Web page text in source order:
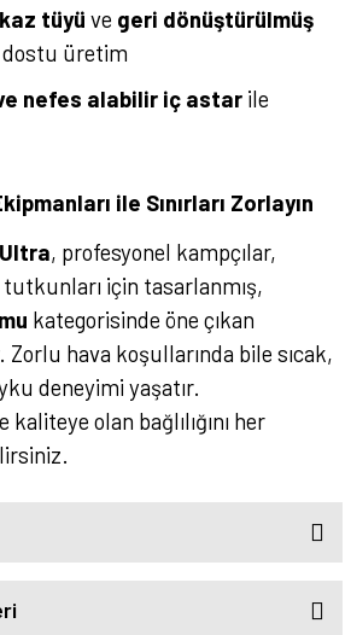
tüyü ve geri dönüştürülmüş
üretim
nefes alabilir iç astarile
ile Sınırları Zorlayın
, profesyonel kampçılar,
için tasarlanmış,
kategorisinde öne çıkan
hava koşullarında bile sıcak,
deneyimi yaşatır.
kaliteye olan bağlılığını her